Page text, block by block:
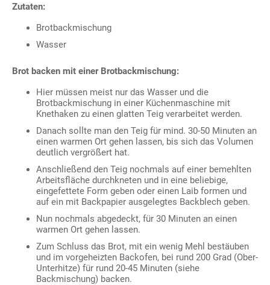
Zutaten:
Brotbackmischung
Wasser
Brot backen mit einer Brotbackmischung:
Hier müssen meist nur das Wasser und die
Brotbackmischung in einer Küchenmaschine mit
Knethaken zu einen glatten Teig verarbeitet werden.
Danach sollte man den Teig für mind. 30-50 Minuten an
einen warmen Ort gehen lassen, bis sich das Volumen
deutlich vergrößert hat.
Anschließend den Teig nochmals auf einer bemehlten
Arbeitsfläche durchkneten und in eine beliebige,
eingefettete Form geben oder einen Laib formen und
auf ein mit Backpapier ausgelegtes Backblech geben.
Nun nochmals abgedeckt, für 30 Minuten an einen
warmen Ort gehen lassen.
Zum Schluss das Brot, mit ein wenig Mehl bestäuben
und im vorgeheizten Backofen, bei rund 200 Grad (Ober-
Unterhitze) für rund 20-45 Minuten (siehe
Backmischung) backen.